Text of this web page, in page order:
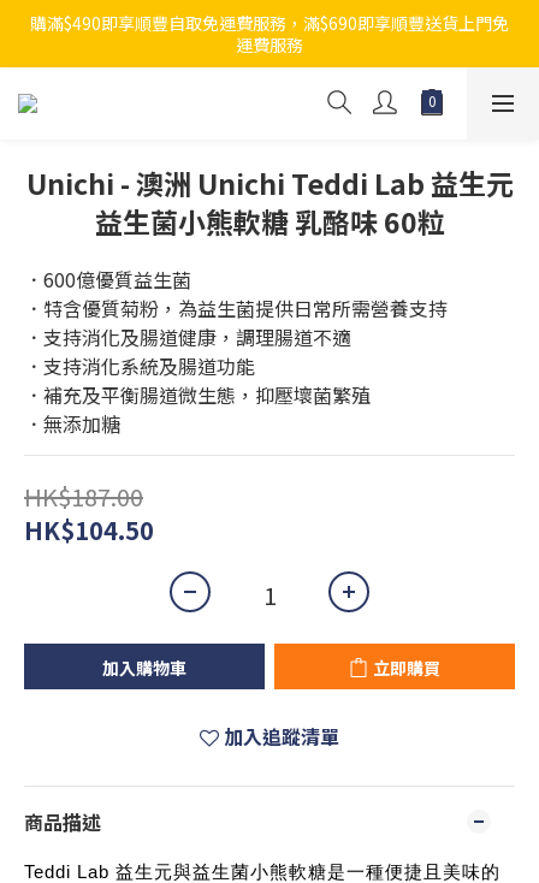
購滿$490即享順豐自取免運費服務，滿$690即享順豐送貨上門免
運費服務
Unichi - 澳洲 Unichi Teddi Lab 益生元
益生菌小熊軟糖 乳酪味 60粒
．600億優質益生菌
．特含優質菊粉，為益生菌提供日常所需營養支持
．支持消化及腸道健康，調理腸道不適
．支持消化系統及腸道功能
．補充及平衡腸道微生態，抑壓壞菌繁殖
．無添加糖
HK$187.00
HK$104.50
加入購物車 立即購買
加入追蹤清單
商品描述
Teddi Lab 益生元與益生菌小熊軟糖是一種便捷且美味的